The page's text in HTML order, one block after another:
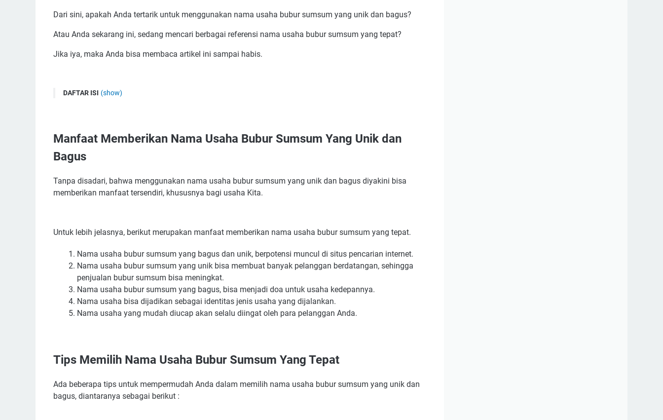
Dari sini, apakah Anda tertarik untuk menggunakan nama usaha bubur sumsum yang unik dan bagus?
Atau Anda sekarang ini, sedang mencari berbagai referensi nama usaha bubur sumsum yang tepat?
Jika iya, maka Anda bisa membaca artikel ini sampai habis.
DAFTAR ISI (show)
1 Hindari Penggunaan Nama Usaha Yang Terlalu Panjang
4 Bisa Menggunakan Bahasa Daerah
5 Gunakan Nama Usaha Sendiri Hingga Lokasi Usaha
Ide Nama Usaha Bubur Sumsum Yang Bagus
Ide Nama Usaha Bubur Sumsum Bayi Yang Menarik
Referensi Nama Usaha Bubur Sumsum di Indonesia
Manfaat Memberikan Nama Usaha Bubur Sumsum Yang Unik dan
Bagus
Tanpa disadari, bahwa menggunakan nama usaha bubur sumsum yang unik dan bagus diyakini bisa
memberikan manfaat tersendiri, khususnya bagi usaha Kita.
Untuk lebih jelasnya, berikut merupakan manfaat memberikan nama usaha bubur sumsum yang tepat.
Nama usaha bubur sumsum yang bagus dan unik, berpotensi muncul di situs pencarian internet.
Nama usaha bubur sumsum yang unik bisa membuat banyak pelanggan berdatangan, sehingga
penjualan bubur sumsum bisa meningkat.
Nama usaha bubur sumsum yang bagus, bisa menjadi doa untuk usaha kedepannya.
Nama usaha bisa dijadikan sebagai identitas jenis usaha yang dijalankan.
Nama usaha yang mudah diucap akan selalu diingat oleh para pelanggan Anda.
Tips Memilih Nama Usaha Bubur Sumsum Yang Tepat
Ada beberapa tips untuk mempermudah Anda dalam memilih nama usaha bubur sumsum yang unik dan
bagus, diantaranya sebagai berikut :